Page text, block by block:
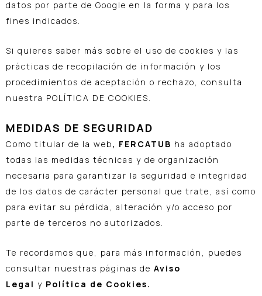
datos por parte de Google en la forma y para los
fines indicados.
Si quieres saber más sobre el uso de cookies y las
prácticas de recopilación de información y los
procedimientos de aceptación o rechazo, consulta
nuestra POLÍTICA DE COOKIES.
MEDIDAS DE SEGURIDAD
Como titular de la web, FERCATUB ha adoptado
todas las medidas técnicas y de organización
necesaria para garantizar la seguridad e integridad
de los datos de carácter personal que trate, así como
para evitar su pérdida, alteración y/o acceso por
parte de terceros no autorizados.
Te recordamos que, para más información, puedes
consultar nuestras páginas de Aviso
Legal y Política de Cookies.